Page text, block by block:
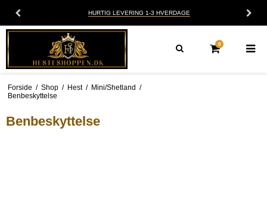
HURTIG LEVERING 1-3 HVERDAGE
0
Forside / Shop / Hest / Mini/Shetland /
Benbeskyttelse
Benbeskyttelse